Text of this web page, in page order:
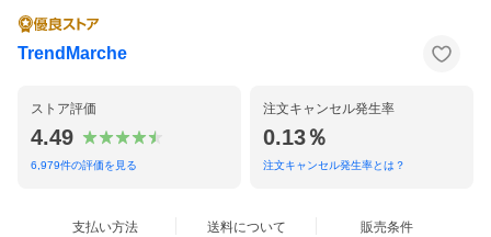
TrendMarche
ストア評価
4.49
6,979件の評価を見る
注文キャンセル発生率
0.13％
注文キャンセル発生率とは？
支払い方法 送料について 販売条件